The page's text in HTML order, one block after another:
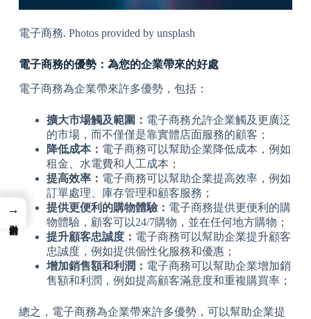
電子商務. Photos provided by unsplash
電子商務的優勢：為您的企業帶來的好處
電子商務為企業帶來許多優勢，包括：
擴大市場觸及範圍： 電子商務允許企業觸及更廣泛
的市場，而不僅僅是靠實體店面服務的顧客；
降低成本： 電子商務可以幫助企業降低成本，例如
租金、水電費和人工成本；
提高效率： 電子商務可以幫助企業提高效率，例如
訂單處理、庫存管理和顧客服務；
提供更便利的購物體驗： 電子商務提供更便利的購
物體驗，顧客可以24/7購物，並在任何地方購物；
提升顧客忠誠度： 電子商務可以幫助企業提升顧客
忠誠度，例如提供個性化服務和優惠；
增加銷售額和利潤： 電子商務可以幫助企業增加銷
售額和利潤，例如提高顧客滿意度和重複購買率；
總之，電子商務為企業帶來許多優勢，可以幫助企業提
→